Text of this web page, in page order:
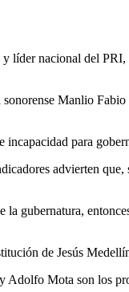
nacional del
Manlio
incapacidad para
advierten
gubernatura,
de Jesús
Mota son los